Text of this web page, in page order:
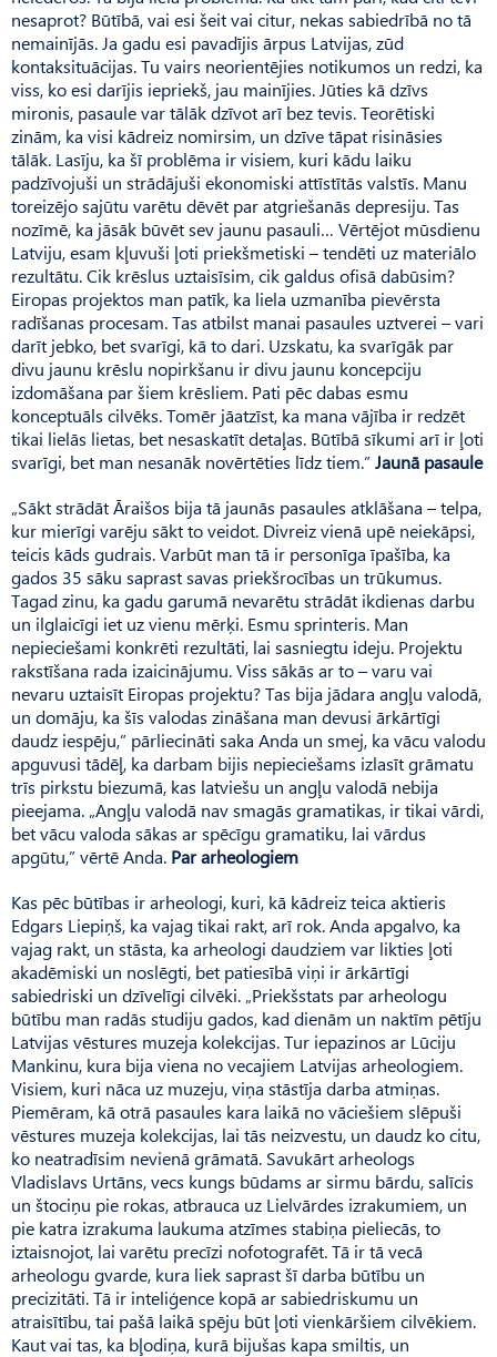
nesaprot? Būtībā, vai esi šeit vai citur, nekas sabiedrībā no tā
nemainījās. Ja gadu esi pavadījis ārpus Latvijas, zūd
kontaksituācijas. Tu vairs neorientējies notikumos un redzi, ka
viss, ko esi darījis iepriekš, jau mainījies. Jūties kā dzīvs
mironis, pasaule var tālāk dzīvot arī bez tevis. Teorētiski
zinām, ka visi kādreiz nomirsim, un dzīve tāpat risināsies
tālāk. Lasīju, ka šī problēma ir visiem, kuri kādu laiku
padzīvojuši un strādājuši ekonomiski attīstītās valstīs. Manu
toreizējo sajūtu varētu dēvēt par atgriešanās depresiju. Tas
nozīmē, ka jāsāk būvēt sev jaunu pasauli… Vērtējot mūsdienu
Latviju, esam kļuvuši ļoti priekšmetiski – tendēti uz materiālo
rezultātu. Cik krēslus uztaisīsim, cik galdus ofisā dabūsim?
Eiropas projektos man patīk, ka liela uzmanība pievērsta
radīšanas procesam. Tas atbilst manai pasaules uztverei – vari
darīt jebko, bet svarīgi, kā to dari. Uzskatu, ka svarīgāk par
divu jaunu krēslu nopirkšanu ir divu jaunu koncepciju
izdomāšana par šiem krēsliem. Pati pēc dabas esmu
konceptuāls cilvēks. Tomēr jāatzīst, ka mana vājība ir redzēt
tikai lielās lietas, bet nesaskatīt detaļas. Būtībā sīkumi arī ir ļoti
svarīgi, bet man nesanāk novērtēties līdz tiem.” Jaunā pasaule
„Sākt strādāt Āraišos bija tā jaunās pasaules atklāšana – telpa,
kur mierīgi varēju sākt to veidot. Divreiz vienā upē neiekāpsi,
teicis kāds gudrais. Varbūt man tā ir personīga īpašība, ka
gados 35 sāku saprast savas priekšrocības un trūkumus.
Tagad zinu, ka gadu garumā nevarētu strādāt ikdienas darbu
un ilglaicīgi iet uz vienu mērķi. Esmu sprinteris. Man
nepieciešami konkrēti rezultāti, lai sasniegtu ideju. Projektu
rakstīšana rada izaicinājumu. Viss sākās ar to – varu vai
nevaru uztaisīt Eiropas projektu? Tas bija jādara angļu valodā,
un domāju, ka šīs valodas zināšana man devusi ārkārtīgi
daudz iespēju,” pārliecināti saka Anda un smej, ka vācu valodu
apguvusi tādēļ, ka darbam bijis nepieciešams izlasīt grāmatu
trīs pirkstu biezumā, kas latviešu un angļu valodā nebija
pieejama. „Angļu valodā nav smagās gramatikas, ir tikai vārdi,
bet vācu valoda sākas ar spēcīgu gramatiku, lai vārdus
apgūtu,” vērtē Anda. Par arheologiem
Kas pēc būtības ir arheologi, kuri, kā kādreiz teica aktieris
Edgars Liepiņš, ka vajag tikai rakt, arī rok. Anda apgalvo, ka
vajag rakt, un stāsta, ka arheologi daudziem var likties ļoti
akadēmiski un noslēgti, bet patiesībā viņi ir ārkārtīgi
sabiedriski un dzīvelīgi cilvēki. „Priekšstats par arheologu
būtību man radās studiju gados, kad dienām un naktīm pētīju
Latvijas vēstures muzeja kolekcijas. Tur iepazinos ar Lūciju
Mankinu, kura bija viena no vecajiem Latvijas arheologiem.
Visiem, kuri nāca uz muzeju, viņa stāstīja darba atmiņas.
Piemēram, kā otrā pasaules kara laikā no vāciešiem slēpuši
vēstures muzeja kolekcijas, lai tās neizvestu, un daudz ko citu,
ko neatradīsim nevienā grāmatā. Savukārt arheologs
Vladislavs Urtāns, vecs kungs būdams ar sirmu bārdu, salīcis
un štociņu pie rokas, atbrauca uz Lielvārdes izrakumiem, un
pie katra izrakuma laukuma atzīmes stabiņa pieliecās, to
iztaisnojot, lai varētu precīzi nofotografēt. Tā ir tā vecā
arheologu gvarde, kura liek saprast šī darba būtību un
precizitāti. Tā ir inteliģence kopā ar sabiedriskumu un
atraisītību, tai pašā laikā spēju būt ļoti vienkāršiem cilvēkiem.
Kaut vai tas, ka bļodiņa, kurā bijušas kapa smiltis, un